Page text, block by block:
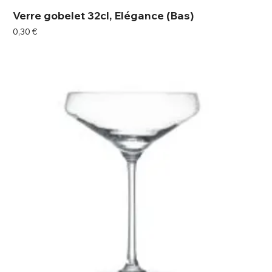
Verre gobelet 32cl, Elégance (Bas)
Prix
0,30 €